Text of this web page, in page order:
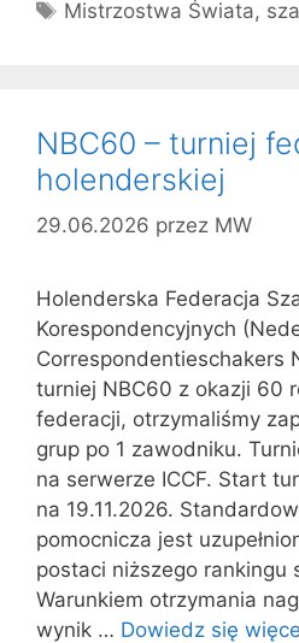
Tagi
Mistrzostwa Świata,
NBC60 – turniej
holenderskiej
29.06.2026 przez MW
Holenderska Federacja
Korespondencyjnych
Correspondentieschakers
turniej NBC60 z okazji 60
federacji, otrzymaliśmy
grup po 1 zawodniku.
na serwerze ICCF. Start
na 19.11.2026.
pomocnicza jest
postaci niższego rankingu
Warunkiem otrzymania
wynik … Dowiedz się